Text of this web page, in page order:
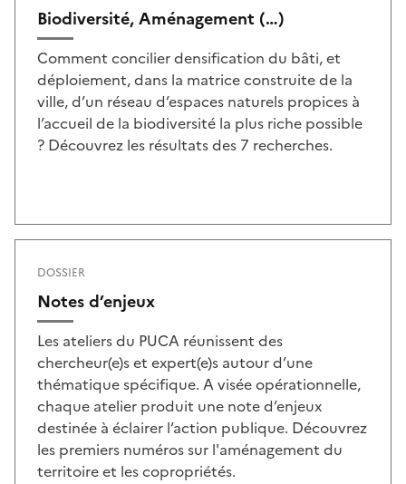
Biodiversité, Aménagement (…)
Comment concilier densification du bâti, et
déploiement, dans la matrice construite de la
ville, d’un réseau d’espaces naturels propices à
l’accueil de la biodiversité la plus riche possible
? Découvrez les résultats des 7 recherches.
Notes d’enjeux
DOSSIER
Les ateliers du PUCA réunissent des
chercheur(e)s et expert(e)s autour d’une
thématique spécifique. A visée opérationnelle,
chaque atelier produit une note d’enjeux
destinée à éclairer l’action publique. Découvrez
les premiers numéros sur l'aménagement du
territoire et les copropriétés.